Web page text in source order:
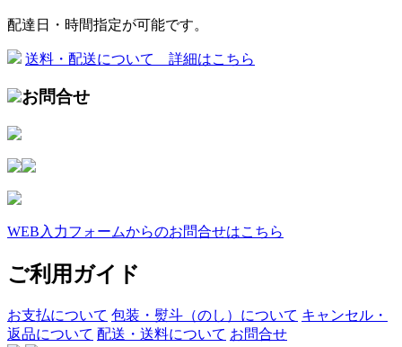
配達日・時間指定が可能です。
送料・配送について 詳細はこちら
お問合せ
WEB入力フォームからのお問合せはこちら
ご利用ガイド
お支払について 包装・熨斗（のし）について キャンセル・
返品について 配送・送料について お問合せ